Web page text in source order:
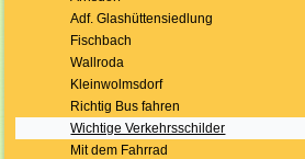
Adf. Glashüttensiedlung
Fischbach
Wallroda
Kleinwolmsdorf
Richtig Bus fahren
Wichtige Verkehrsschilder
Mit dem Fahrrad